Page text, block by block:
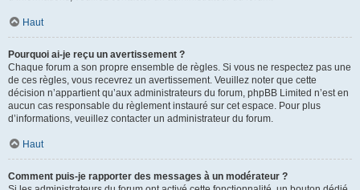
Haut
Pourquoi ai-je reçu un avertissement ?
Chaque forum a son propre ensemble de règles. Si vous ne respectez pas une
de ces règles, vous recevrez un avertissement. Veuillez noter que cette
décision n’appartient qu’aux administrateurs du forum, phpBB Limited n’est en
aucun cas responsable du règlement instauré sur cet espace. Pour plus
d’informations, veuillez contacter un administrateur du forum.
Haut
Comment puis-je rapporter des messages à un modérateur ?